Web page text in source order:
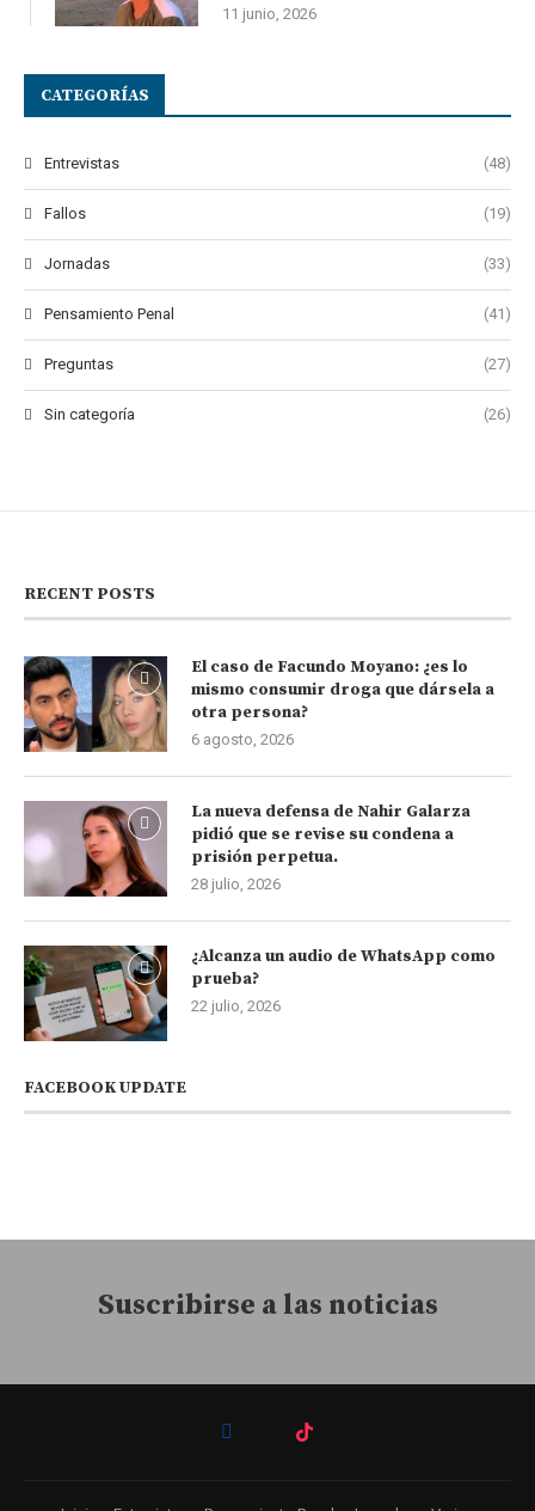
11 junio, 2026
CATEGORÍAS
Entrevistas (48)
Fallos (19)
Jornadas (33)
Pensamiento Penal (41)
Preguntas (27)
Sin categoría (26)
RECENT POSTS
El caso de Facundo Moyano: ¿es lo
mismo consumir droga que dársela a
otra persona?
6 agosto, 2026
La nueva defensa de Nahir Galarza
pidió que se revise su condena a
prisión perpetua.
28 julio, 2026
¿Alcanza un audio de WhatsApp como
prueba?
22 julio, 2026
FACEBOOK UPDATE
Suscribirse a las noticias